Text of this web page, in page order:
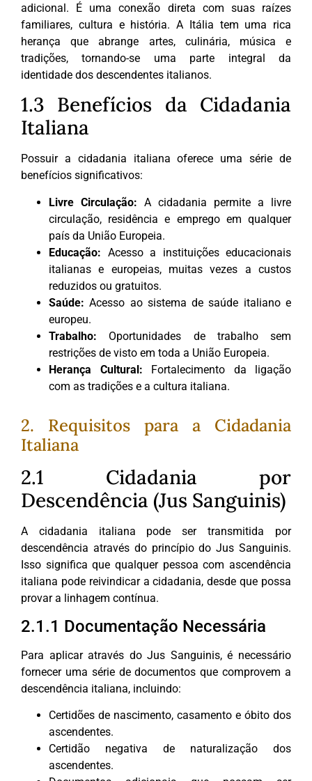
adicional. É uma conexão direta com suas raízes
familiares, cultura e história. A Itália tem uma rica
herança que abrange artes, culinária, música e
tradições, tornando-se uma parte integral da
identidade dos descendentes italianos.
1.3 Benefícios da Cidadania
Italiana
Possuir a cidadania italiana oferece uma série de
benefícios significativos:
Livre Circulação: A cidadania permite a livre
circulação, residência e emprego em qualquer
país da União Europeia.
Educação: Acesso a instituições educacionais
italianas e europeias, muitas vezes a custos
reduzidos ou gratuitos.
Saúde: Acesso ao sistema de saúde italiano e
europeu.
Trabalho: Oportunidades de trabalho sem
restrições de visto em toda a União Europeia.
Herança Cultural: Fortalecimento da ligação
com as tradições e a cultura italiana.
2. Requisitos para a Cidadania
Italiana
2.1 Cidadania por
Descendência (Jus Sanguinis)
A cidadania italiana pode ser transmitida por
descendência através do princípio do Jus Sanguinis.
Isso significa que qualquer pessoa com ascendência
italiana pode reivindicar a cidadania, desde que possa
provar a linhagem contínua.
2.1.1 Documentação Necessária
Para aplicar através do Jus Sanguinis, é necessário
fornecer uma série de documentos que comprovem a
descendência italiana, incluindo:
Certidões de nascimento, casamento e óbito dos
ascendentes.
Certidão negativa de naturalização dos
ascendentes.